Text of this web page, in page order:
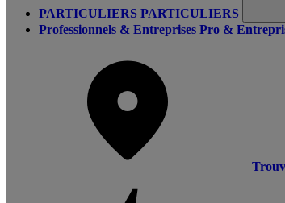
PARTICULIERS PARTICULIERS
Professionnels & Entreprises Pro &